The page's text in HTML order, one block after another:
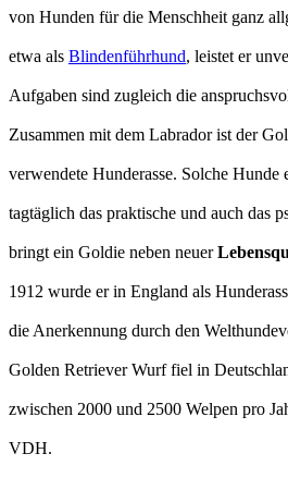
von Hunden für die Menschheit ganz
etwa als Blindenführhund, leistet er
Aufgaben sind zugleich die
Zusammen mit dem Labrador ist der
verwendete Hunderasse. Solche Hunde
tagtäglich das praktische und auch das
bringt ein Goldie neben neuer
1912 wurde er in England als
die Anerkennung durch den
Golden Retriever Wurf fiel in
zwischen 2000 und 2500 Welpen pro
VDH.